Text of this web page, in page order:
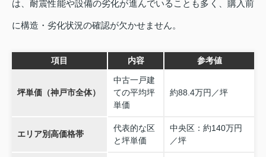
は、耐震性能や設備の劣化が進んでいることも多く、購入前
に構造・劣化状況の確認が欠かせません。
項目 内容 参考値
坪単価（神戸市全体）
中古一戸建
ての平均坪
単価
約88.4万円／坪
エリア別高価格帯
代表的な区
と坪単価
中央区：約140万円
／坪